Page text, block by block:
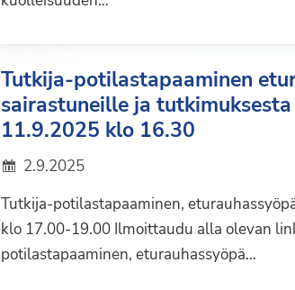
Tutkija-potilastapaaminen
sairastuneille ja
11.9.2025 klo 16.30
2.9.2025
Tutkija-potilastapaaminen,
klo 17.00-19.00 Ilmoittaudu alla olevan
potilastapaaminen, eturauhassyöpä…